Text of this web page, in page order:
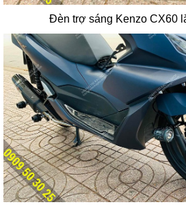
Đèn trợ sáng Kenzo CX60